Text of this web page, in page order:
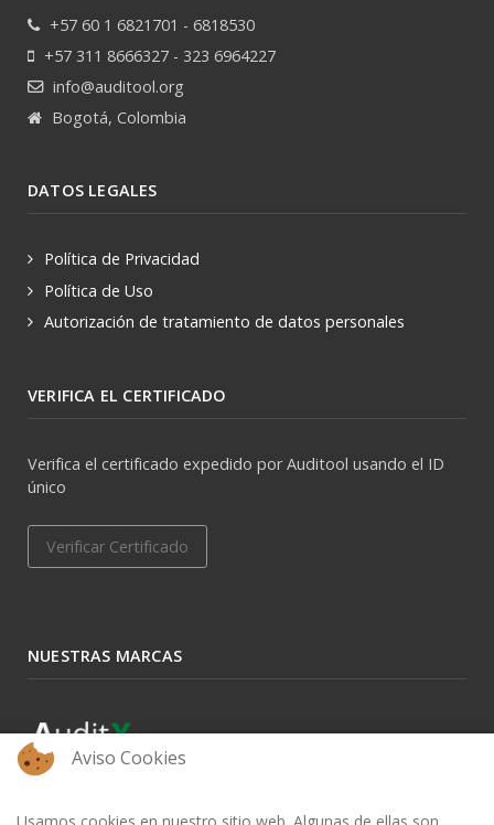
+57 60 1 6821701 - 6818530
+57 311 8666327 - 323 6964227
info@auditool.org
Bogotá, Colombia
DATOS LEGALES
Política de Privacidad
Política de Uso
Autorización de tratamiento de datos personales
VERIFICA EL CERTIFICADO
Verifica el certificado expedido por Auditool usando el ID
único
Verificar Certificado
NUESTRAS MARCAS
Aviso Cookies